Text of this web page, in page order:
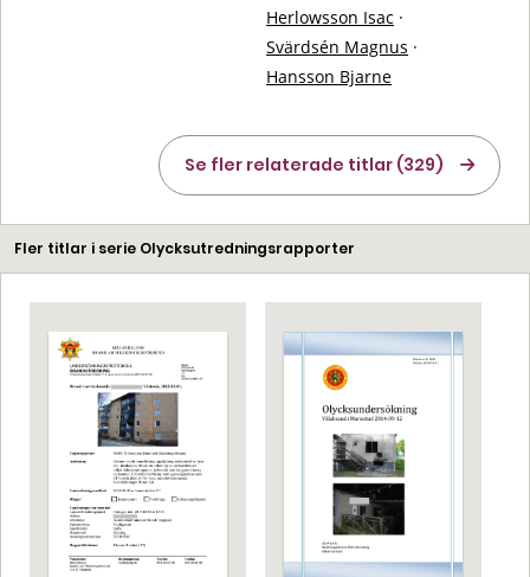
Herlowsson Isac ·
Svärdsén Magnus ·
Hansson Bjarne
Se fler relaterade titlar (329)
Fler titlar i serie Olycksutredningsrapporter